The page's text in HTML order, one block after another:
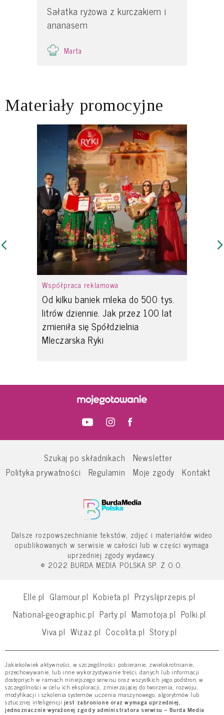
Sałatka ryżowa z kurczakiem i
ananasem
Marta
Materiały promocyjne
Współpraca reklamowa
Od kilku baniek mleka do 500 tys.
litrów dziennie. Jak przez 100 lat
zmieniła się Spółdzielnia
Mleczarska Ryki
Szukaj po składnikach
Newsletter
Polityka prywatności
Regulamin Moje zgody Kontakt
Dalsze rozpowszechnianie tekstów, zdjęć i materiałów wideo
opublikowanych w serwisie w całości lub w części wymaga
uprzedniej zgody wydawcy.
© 2022 BURDA MEDIA POLSKA SP. Z O.O.
Elle.pl Glamour.pl Kobieta.pl Przyslijprzepis.pl
National-geographic.pl Party.pl Mamotoja.pl Polki.pl
Viva.pl Wizaz.pl Cocolita.pl Story.pl
Jakiekolwiek aktywności, w szczególności: pobieranie, zwielokrotnianie,
przechowywanie, lub inne wykorzystywanie treści, danych lub informacji
dostępnych w ramach niniejszego serwisu oraz wszystkich jego podstron, w
szczególności w celu ich eksploracji, zmierzającej do tworzenia, rozwoju,
modyfikacji i szkolenia systemów uczenia maszynowego, algorytmów lub
sztucznej inteligencji jest zabronione oraz wymaga uprzedniej,
jednoznacznie wyrażonej zgody administratora serwisu – Burda Media